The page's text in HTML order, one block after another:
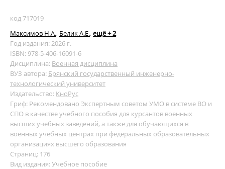
код 717019
Максимов Н.А., Белик А.Е., ещё + 2
Год издания: 2026 г.
ISBN: 978-5-406-16091-6
Дисциплина: Военная дисциплина
ВУЗ автора: Брянский государственный инженерно-
технологический университет
Издательство: КноРус
Гриф: Рекомендовано Экспертным советом УМО в системе ВО и
СПО в качестве учебного пособия для курсантов военных
высших учебных заведений, а также для обучающихся в
военных учебных центрах при федеральных образовательных
организациях высшего образования
Страниц: 176
Вид издания: Учебное пособие